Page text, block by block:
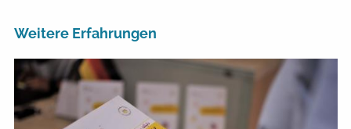
Weitere Erfahrungen